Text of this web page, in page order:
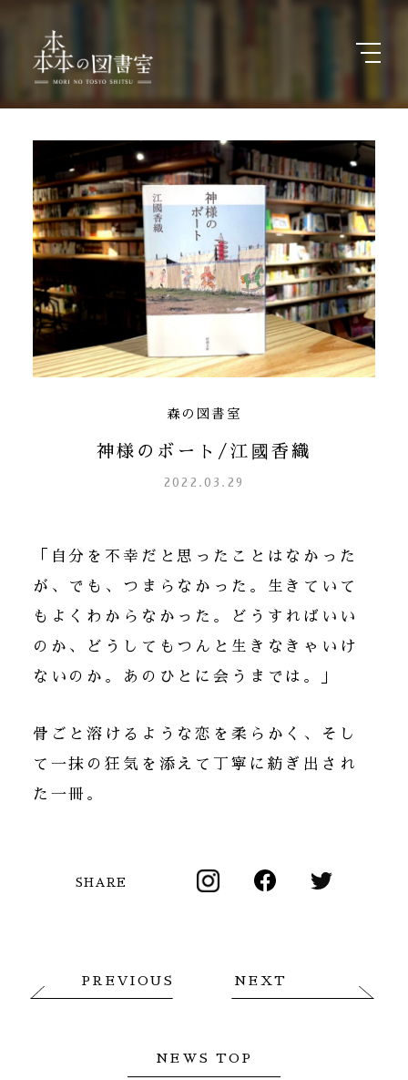
森の図書室
神様のボート/江國香織
2022.03.29
「自分を不幸だと思ったことはなかった
が、でも、つまらなかった。生きていて
もよくわからなかった。どうすればいい
のか、どうしてもつんと生きなきゃいけ
ないのか。あのひとに会うまでは。」
骨ごと溶けるような恋を柔らかく、そし
て一抹の狂気を添えて丁寧に紡ぎ出され
た一冊。
SHARE
PREVIOUS
NEWS TOP
NEXT